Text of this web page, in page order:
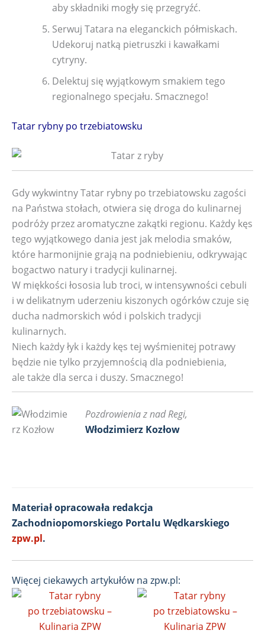
aby składniki mogły się przegryźć.
Serwuj Tatara na eleganckich półmiskach.
Udekoruj natką pietruszki i kawałkami
cytryny.
Delektuj się wyjątkowym smakiem tego
regionalnego specjału. Smacznego!
Tatar rybny po trzebiatowsku
Gdy wykwintny Tatar rybny po trzebiatowsku zagości
na Państwa stołach, otwiera się droga do kulinarnej
podróży przez aromatyczne zakątki regionu. Każdy kęs
tego wyjątkowego dania jest jak melodia smaków,
które harmonijnie grają na podniebieniu, odkrywając
bogactwo natury i tradycji kulinarnej.
W miękkości łososia lub troci, w intensywności cebuli
i w delikatnym uderzeniu kiszonych ogórków czuje się
ducha nadmorskich wód i polskich tradycji
kulinarnych.
Niech każdy łyk i każdy kęs tej wyśmienitej potrawy
będzie nie tylko przyjemnością dla podniebienia,
ale także dla serca i duszy. Smacznego!
Pozdrowienia z nad Regi,
Włodzimierz Kozłow
Materiał opracowała redakcja
Zachodniopomorskiego Portalu Wędkarskiego
zpw.pl.
Więcej ciekawych artykułów na zpw.pl: